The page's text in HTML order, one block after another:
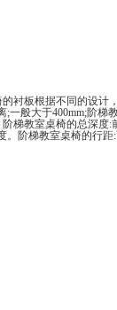
衬板根据不同的设计
;一般大于400mm;阶
阶梯教室桌椅的总深
。阶梯教室桌椅的行